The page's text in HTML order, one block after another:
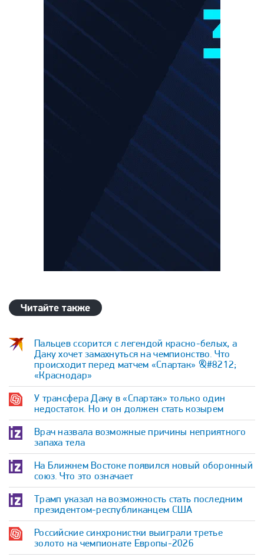
Читайте также
Пальцев ссорится с легендой красно-белых, а
Даку хочет замахнуться на чемпионство. Что
происходит перед матчем «Спартак» &#8212;
«Краснодар»
У трансфера Даку в «Спартак» только один
недостаток. Но и он должен стать козырем
Врач назвала возможные причины неприятного
запаха тела
На Ближнем Востоке появился новый оборонный
союз. Что это означает
Трамп указал на возможность стать последним
президентом-республиканцем США
Российские синхронистки выиграли третье
золото на чемпионате Европы-2026